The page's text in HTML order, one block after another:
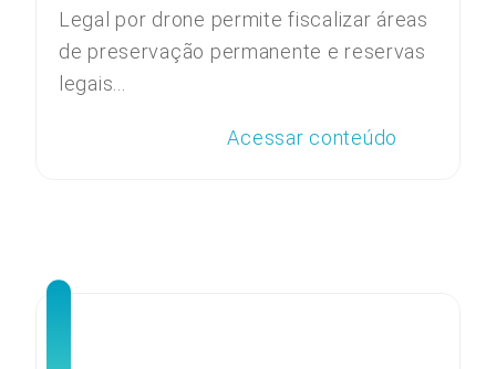
Legal por drone permite fiscalizar áreas
de preservação permanente e reservas
legais...
Acessar conteúdo